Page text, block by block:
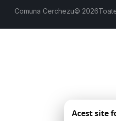
Comuna Cerchezu© 2026
Acest site